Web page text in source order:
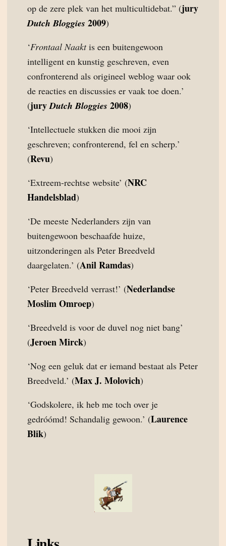
op de zere plek van het multicultidebat.” (jury
Dutch Bloggies 2009)
‘Frontaal Naaktis een buitengewoon
intelligent en kunstig geschreven, even
confronterend als origineel weblog waar ook
de reacties en discussies er vaak toe doen.’
(juryDutch Bloggies 2008)
‘Intellectuele stukken die mooi zijn
geschreven; confronterend, fel en scherp.’
(Revu)
‘Extreem-rechtse website’ (NRC
Handelsblad)
‘De meeste Nederlanders zijn van
buitengewoon beschaafde huize,
uitzonderingen als Peter Breedveld
daargelaten.’ (Anil Ramdas)
‘Peter Breedveld verrast!’ (Nederlandse
Moslim Omroep)
‘Breedveld is voor de duvel nog niet bang’
(Jeroen Mirck)
‘Nog een geluk dat er iemand bestaat als Peter
Breedveld.’ (Max J. Molovich)
‘Godskolere, ik heb me toch over je
gedróómd! Schandalig gewoon.’ (Laurence
Blik)